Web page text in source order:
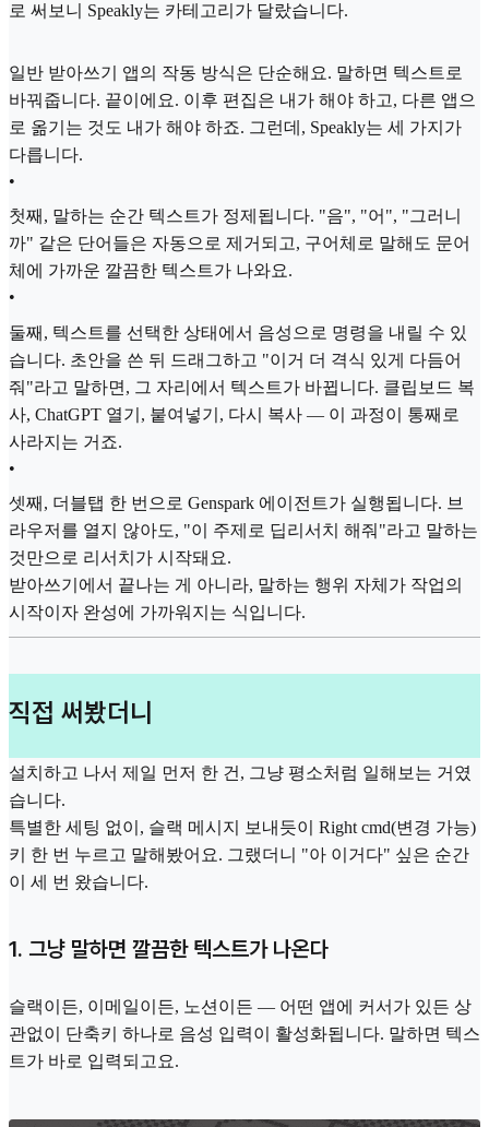
로 써보니 Speakly는 카테고리가 달랐습니다.
일반 받아쓰기 앱의 작동 방식은 단순해요. 말하면 텍스트로
바꿔줍니다. 끝이에요. 이후 편집은 내가 해야 하고, 다른 앱으
로 옮기는 것도 내가 해야 하죠. 그런데, Speakly는 세 가지가
다릅니다.
•
첫째, 말하는 순간 텍스트가 정제됩니다. "음", "어", "그러니
까" 같은 단어들은 자동으로 제거되고, 구어체로 말해도 문어
체에 가까운 깔끔한 텍스트가 나와요.
•
둘째, 텍스트를 선택한 상태에서 음성으로 명령을 내릴 수 있
습니다. 초안을 쓴 뒤 드래그하고 "이거 더 격식 있게 다듬어
줘"라고 말하면, 그 자리에서 텍스트가 바뀝니다. 클립보드 복
사, ChatGPT 열기, 붙여넣기, 다시 복사 — 이 과정이 통째로
사라지는 거죠.
•
셋째, 더블탭 한 번으로 Genspark 에이전트가 실행됩니다. 브
라우저를 열지 않아도, "이 주제로 딥리서치 해줘"라고 말하는
것만으로 리서치가 시작돼요.
받아쓰기에서 끝나는 게 아니라, 말하는 행위 자체가 작업의
시작이자 완성에 가까워지는 식입니다.
직접 써봤더니
설치하고 나서 제일 먼저 한 건, 그냥 평소처럼 일해보는 거였
습니다.
특별한 세팅 없이, 슬랙 메시지 보내듯이 Right cmd(변경 가능)
키 한 번 누르고 말해봤어요. 그랬더니 "아 이거다" 싶은 순간
이 세 번 왔습니다.
1. 그냥 말하면 깔끔한 텍스트가 나온다
슬랙이든, 이메일이든, 노션이든 — 어떤 앱에 커서가 있든 상
관없이 단축키 하나로 음성 입력이 활성화됩니다. 말하면 텍스
트가 바로 입력되고요.